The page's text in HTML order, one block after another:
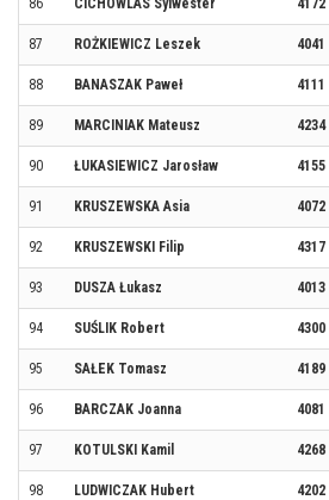
86 CICHOWLAS Sylwester 4172
87 ROŻKIEWICZ Leszek 4041
88 BANASZAK Paweł 4111
89 MARCINIAK Mateusz 4234
90 ŁUKASIEWICZ Jarosław 4155
91 KRUSZEWSKA Asia 4072
92 KRUSZEWSKI Filip 4317
93 DUSZA Łukasz 4013
94 SUŚLIK Robert 4300
95 SAŁEK Tomasz 4189
96 BARCZAK Joanna 4081
97 KOTULSKI Kamil 4268
98 LUDWICZAK Hubert 4202